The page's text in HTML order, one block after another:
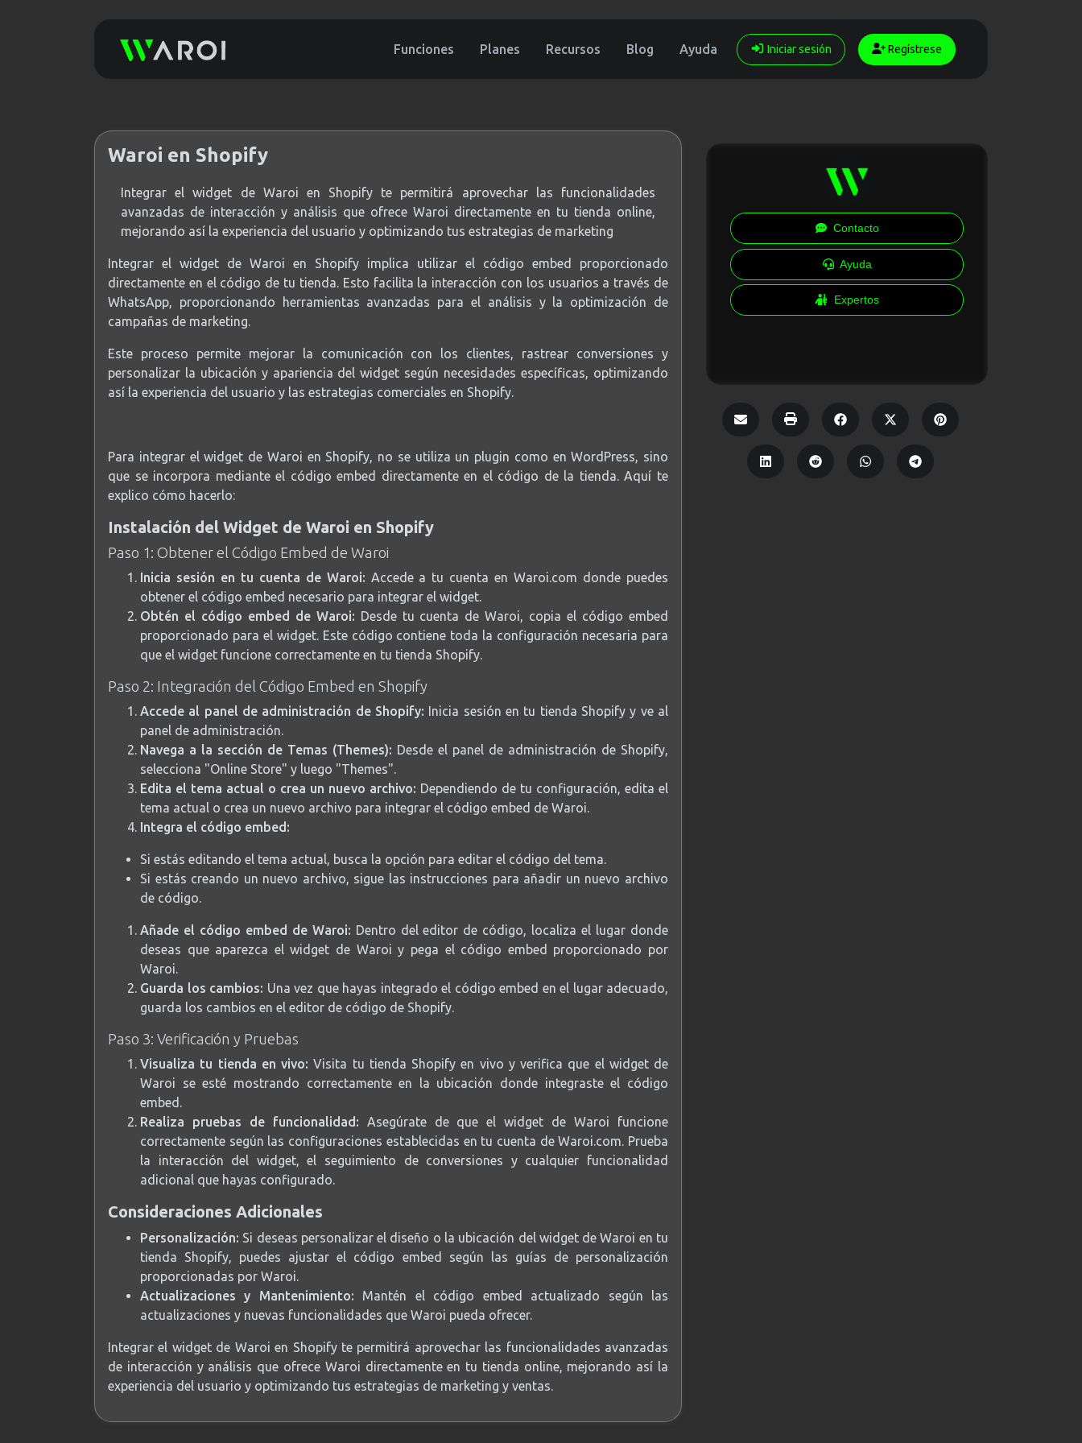
Funciones Planes Recursos Blog Ayuda Iniciar sesión Regístrese
Waroi en Shopify
Integrar el widget de Waroi en Shopify te permitirá aprovechar las funcionalidades
avanzadas de interacción y análisis que ofrece Waroi directamente en tu tienda online,
mejorando así la experiencia del usuario y optimizando tus estrategias de marketing
Integrar el widget de Waroi en Shopify implica utilizar el código embed proporcionado
directamente en el código de tu tienda. Esto facilita la interacción con los usuarios a través de
WhatsApp, proporcionando herramientas avanzadas para el análisis y la optimización de
campañas de marketing.
Este proceso permite mejorar la comunicación con los clientes, rastrear conversiones y
personalizar la ubicación y apariencia del widget según necesidades específicas, optimizando
así la experiencia del usuario y las estrategias comerciales en Shopify.
Para integrar el widget de Waroi en Shopify, no se utiliza un plugin como en WordPress, sino
que se incorpora mediante el código embed directamente en el código de la tienda. Aquí te
explico cómo hacerlo:
Instalación del Widget de Waroi en Shopify
Paso 1: Obtener el Código Embed de Waroi
Inicia sesión en tu cuenta de Waroi: Accede a tu cuenta en Waroi.com donde puedes
obtener el código embed necesario para integrar el widget.
Obtén el código embed de Waroi: Desde tu cuenta de Waroi, copia el código embed
proporcionado para el widget. Este código contiene toda la configuración necesaria para
que el widget funcione correctamente en tu tienda Shopify.
Paso 2: Integración del Código Embed en Shopify
Accede al panel de administración de Shopify: Inicia sesión en tu tienda Shopify y ve al
panel de administración.
Navega a la sección de Temas (Themes): Desde el panel de administración de Shopify,
selecciona "Online Store" y luego "Themes".
Edita el tema actual o crea un nuevo archivo: Dependiendo de tu configuración, edita el
tema actual o crea un nuevo archivo para integrar el código embed de Waroi.
Integra el código embed:
Si estás editando el tema actual, busca la opción para editar el código del tema.
Si estás creando un nuevo archivo, sigue las instrucciones para añadir un nuevo archivo
de código.
Añade el código embed de Waroi: Dentro del editor de código, localiza el lugar donde
deseas que aparezca el widget de Waroi y pega el código embed proporcionado por
Waroi.
Guarda los cambios: Una vez que hayas integrado el código embed en el lugar adecuado,
guarda los cambios en el editor de código de Shopify.
Paso 3: Verificación y Pruebas
Visualiza tu tienda en vivo: Visita tu tienda Shopify en vivo y verifica que el widget de
Waroi se esté mostrando correctamente en la ubicación donde integraste el código
embed.
Realiza pruebas de funcionalidad: Asegúrate de que el widget de Waroi funcione
correctamente según las configuraciones establecidas en tu cuenta de Waroi.com. Prueba
la interacción del widget, el seguimiento de conversiones y cualquier funcionalidad
adicional que hayas configurado.
Consideraciones Adicionales
Personalización: Si deseas personalizar el diseño o la ubicación del widget de Waroi en tu
tienda Shopify, puedes ajustar el código embed según las guías de personalización
proporcionadas por Waroi.
Actualizaciones y Mantenimiento: Mantén el código embed actualizado según las
actualizaciones y nuevas funcionalidades que Waroi pueda ofrecer.
Integrar el widget de Waroi en Shopify te permitirá aprovechar las funcionalidades avanzadas
de interacción y análisis que ofrece Waroi directamente en tu tienda online, mejorando así la
experiencia del usuario y optimizando tus estrategias de marketing y ventas.